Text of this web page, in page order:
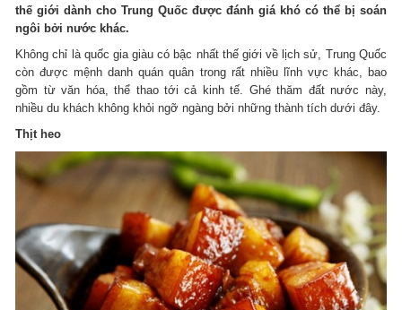
thế giới dành cho Trung Quốc được đánh giá khó có thể bị soán
ngôi bởi nước khác.
Không chỉ là quốc gia giàu có bậc nhất thế giới về lịch sử, Trung Quốc
còn được mệnh danh quán quân trong rất nhiều lĩnh vực khác, bao
gồm từ văn hóa, thể thao tới cả kinh tế. Ghé thăm đất nước này,
nhiều du khách không khỏi ngỡ ngàng bởi những thành tích dưới đây.
Thịt heo